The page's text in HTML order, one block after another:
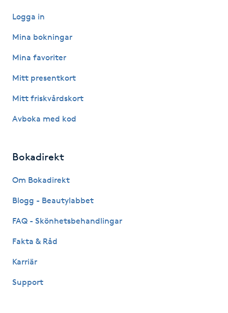
Föning
G
Gel naglar
Gelenaglar
Gravidyoga
Gruppträning
Logga in
Mina bokningar
Mina favoriter
Mitt presentkort
Mitt friskvårdskort
Avboka med kod
Bokadirekt
Om Bokadirekt
Blogg - Beautylabbet
FAQ - Skönhetsbehandlingar
Fakta & Råd
Karriär
Support